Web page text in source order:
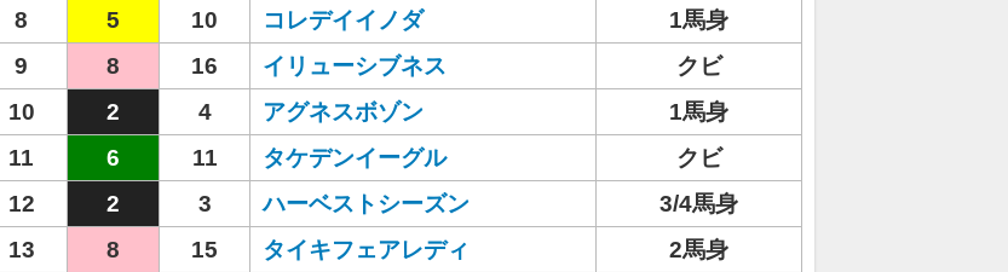
8
5 10 コレデイイノダ
1馬身
9
8 16 イリューシブネス
クビ
10
2 4 アグネスボゾン
1馬身
11
6 11 タケデンイーグル
クビ
12
2 3 ハーベストシーズン
3/4馬身
13
8 15 タイキフェアレディ
2馬身